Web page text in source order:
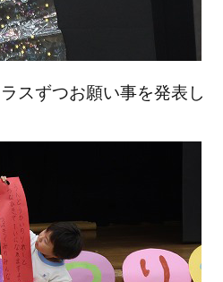
スずつお願い事を発表し